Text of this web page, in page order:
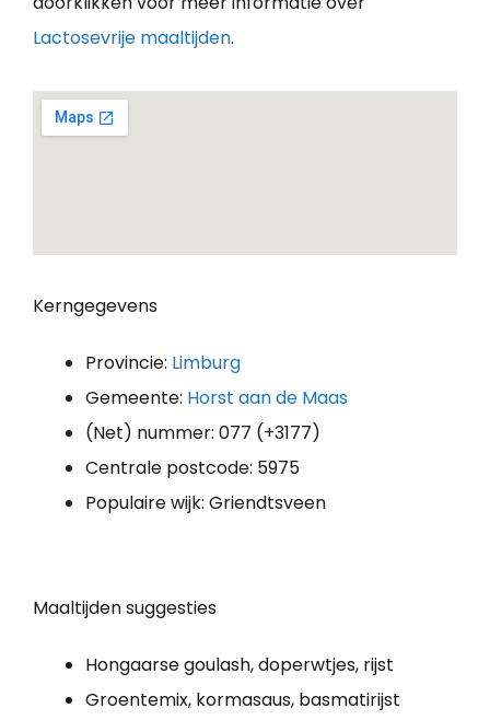
Lactosevrije maaltijden.
Kerngegevens
Provincie: Limburg
Gemeente: Horst aan de Maas
(Net) nummer: 077 (+3177)
Centrale postcode: 5975
Populaire wijk: Griendtsveen
Maaltijden suggesties
Hongaarse goulash, doperwtjes, rijst
Groentemix, kormasaus, basmatirijst